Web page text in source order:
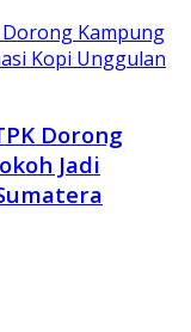
Dorong
Jadi